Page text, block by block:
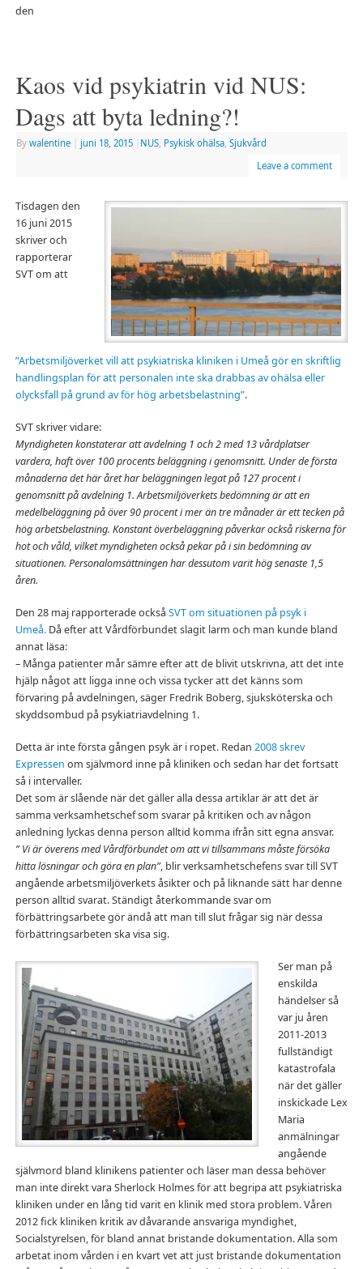
den
Kaos vid psykiatrin vid NUS:
Dags att byta ledning?!
By walentine juni 18, 2015 NUS, Psykisk ohälsa, Sjukvård
Leave a comment
Tisdagen den
16 juni 2015
skriver och
rapporterar
SVT om att
”Arbetsmiljöverket vill att psykiatriska kliniken i Umeå gör en skriftlig
handlingsplan för att personalen inte ska drabbas av ohälsa eller
olycksfall på grund av för hög arbetsbelastning”.
SVT skriver vidare:
Myndigheten konstaterar att avdelning 1 och 2 med 13 vårdplatser
vardera, haft över 100 procents beläggning i genomsnitt. Under de första
månaderna det här året har beläggningen legat på 127 procent i
genomsnitt på avdelning 1. Arbetsmiljöverkets bedömning är att en
medelbeläggning på över 90 procent i mer än tre månader är ett tecken på
hög arbetsbelastning. Konstant överbeläggning påverkar också riskerna för
hot och våld, vilket myndigheten också pekar på i sin bedömning av
situationen. Personalomsättningen har dessutom varit hög senaste 1,5
åren.
Den 28 maj rapporterade också SVT om situationen på psyk i
Umeå.Då efter att Vårdförbundet slagit larm och man kunde bland
annat läsa:
– Många patienter mår sämre efter att de blivit utskrivna, att det inte
hjälp något att ligga inne och vissa tycker att det känns som
förvaring på avdelningen, säger Fredrik Boberg, sjuksköterska och
skyddsombud på psykiatriavdelning 1.
Detta är inte första gången psyk är i ropet. Redan 2008 skrev
Expressen om självmord inne på kliniken och sedan har det fortsatt
så i intervaller.
Det som är slående när det gäller alla dessa artiklar är att det är
samma verksamhetschef som svarar på kritiken och av någon
anledning lyckas denna person alltid komma ifrån sitt egna ansvar.
” Vi är överens med Vårdförbundet om att vi tillsammans måste försöka
hitta lösningar och göra en plan”, blir verksamhetschefens svar till SVT
angående arbetsmiljöverkets åsikter och på liknande sätt har denne
person alltid svarat. Ständigt återkommande svar om
förbättringsarbete gör ändå att man till slut frågar sig när dessa
förbättringsarbeten ska visa sig.
Ser man på
enskilda
händelser så
var ju åren
2011-2013
fullständigt
katastrofala
när det gäller
inskickade Lex
Maria
anmälningar
angående
självmord bland klinikens patienter och läser man dessa behöver
man inte direkt vara Sherlock Holmes för att begripa att psykiatriska
kliniken under en lång tid varit en klinik med stora problem. Våren
2012 fick kliniken kritik av dåvarande ansvariga myndighet,
Socialstyrelsen, för bland annat bristande dokumentation. Alla som
arbetat inom vården i en kvart vet att just bristande dokumentation